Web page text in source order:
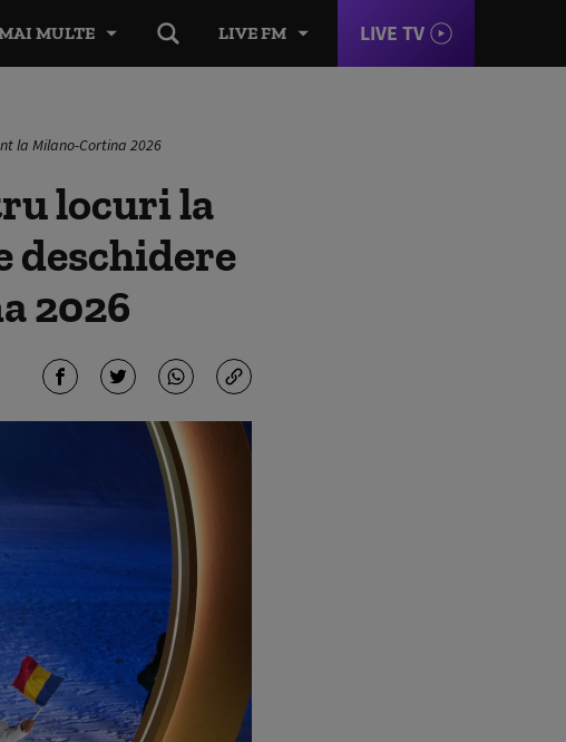
LIVE FM LIVE TV
MULTE
la Milano-Cortina 2026
locuri la
deschidere
2026